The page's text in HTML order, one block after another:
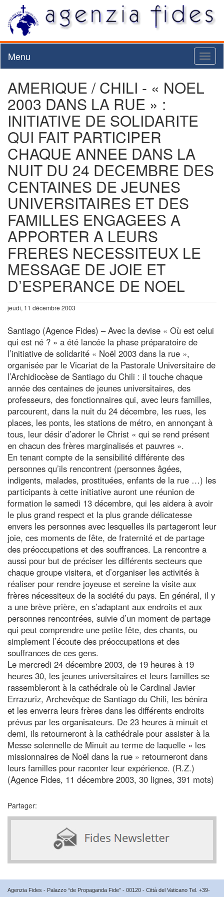
Menu
AMERIQUE / CHILI - « NOEL
2003 DANS LA RUE » :
INITIATIVE DE SOLIDARITE
QUI FAIT PARTICIPER
CHAQUE ANNEE DANS LA
NUIT DU 24 DECEMBRE DES
CENTAINES DE JEUNES
UNIVERSITAIRES ET DES
FAMILLES ENGAGEES A
APPORTER A LEURS
FRERES NECESSITEUX LE
MESSAGE DE JOIE ET
D’ESPERANCE DE NOEL
jeudi, 11 décembre 2003
Santiago (Agence Fides) – Avec la devise « Où est celui
qui est né ? » a été lancée la phase préparatoire de
l’initiative de solidarité « Noël 2003 dans la rue »,
organisée par le Vicariat de la Pastorale Universitaire de
l’Archidiocèse de Santiago du Chili : il touche chaque
année des centaines de jeunes universitaires, des
professeurs, des fonctionnaires qui, avec leurs familles,
parcourent, dans la nuit du 24 décembre, les rues, les
places, les ponts, les stations de métro, en annonçant à
tous, leur désir d’adorer le Christ « qui se rend présent
en chacun des frères marginalisés et pauvres ».
En tenant compte de la sensibilité différente des
personnes qu’ils rencontrent (personnes âgées,
indigents, malades, prostituées, enfants de la rue …) les
participants à cette initiative auront une réunion de
formation le samedi 13 décembre, qui les aidera à avoir
le plus grand respect et la plus grande délicatesse
envers les personnes avec lesquelles ils partageront leur
joie, ces moments de fête, de fraternité et de partage
des préoccupations et des souffrances. La rencontre a
aussi pour but de préciser les différents secteurs que
chaque groupe visitera, et d’organiser les activités à
réaliser pour rendre joyeuse et sereine la visite aux
frères nécessiteux de la société du pays. En général, il y
a une brève prière, en s’adaptant aux endroits et aux
personnes rencontrées, suivie d’un moment de partage
qui peut comprendre une petite fête, des chants, ou
simplement l’écoute des préoccupations et des
souffrances de ces gens.
Le mercredi 24 décembre 2003, de 19 heures à 19
heures 30, les jeunes universitaires et leurs familles se
rassembleront à la cathédrale où le Cardinal Javier
Errazuriz, Archevêque de Santiago du Chili, les bénira
et les enverra leurs frères dans les différents endroits
prévus par les organisateurs. De 23 heures à minuit et
demi, ils retourneront à la cathédrale pour assister à la
Messe solennelle de Minuit au terme de laquelle « les
missionnaires de Noël dans la rue » retourneront dans
leurs familles pour raconter leur expérience. (R.Z.)
(Agence Fides, 11 décembre 2003, 30 lignes, 391 mots)
Partager:
Agenzia Fides - Palazzo “de Propaganda Fide” - 00120 - Città del Vaticano Tel. +39-